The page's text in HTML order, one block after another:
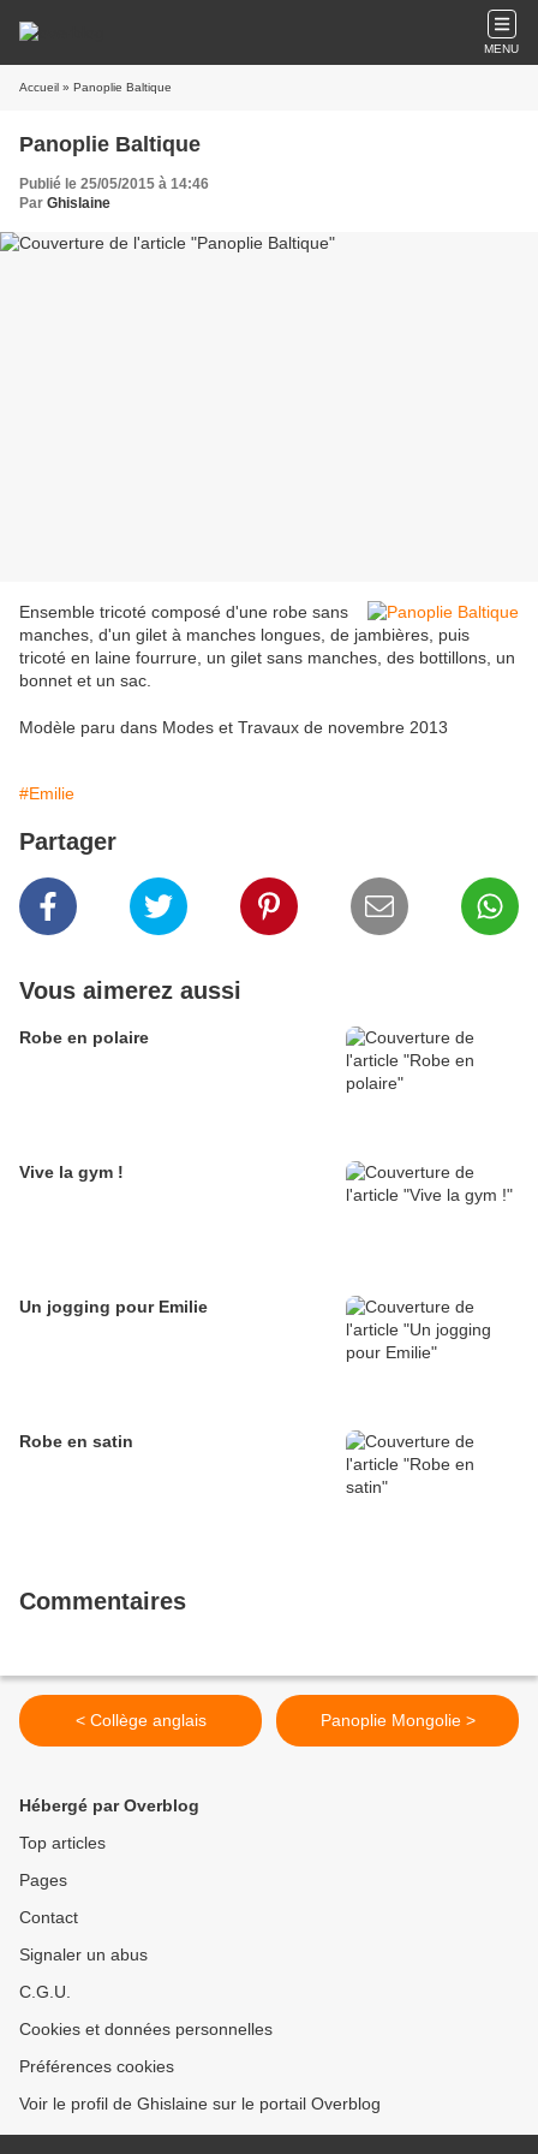
MENU
Accueil » Panoplie Baltique
Panoplie Baltique
Publié le 25/05/2015 à 14:46
Par Ghislaine
Ensemble tricoté composé d'une robe sans
manches, d'un gilet à manches longues, de jambières, puis
tricoté en laine fourrure, un gilet sans manches, des bottillons, un
bonnet et un sac.
Modèle paru dans Modes et Travaux de novembre 2013
#Emilie
Partager
Vous aimerez aussi
Robe en polaire
Vive la gym !
Un jogging pour Emilie
Robe en satin
Commentaires
< Collège anglais Panoplie Mongolie >
Hébergé par Overblog
Top articles
Pages
Contact
Signaler un abus
C.G.U.
Cookies et données personnelles
Préférences cookies
Voir le profil de Ghislaine sur le portail Overblog